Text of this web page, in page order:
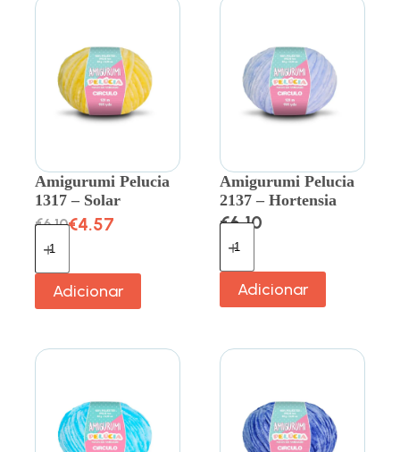
Amigurumi Pelucia
1317 – Solar
€6.10€4.57
Adicionar
Amigurumi Pelucia
2137 – Hortensia
€6.10
Adicionar